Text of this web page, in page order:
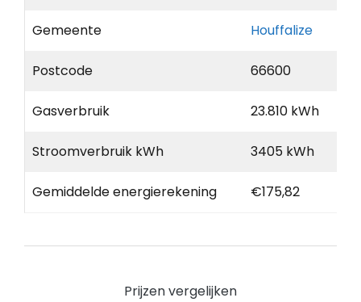
Gemeente Houffalize
Postcode 66600
Gasverbruik 23.810 kWh
Stroomverbruik kWh 3405 kWh
Gemiddelde energierekening €175,82
Prijzen vergelijken